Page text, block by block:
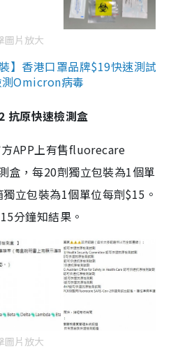
圖片放大
】香港口罩品牌$19快速測試
Omicron病毒
原快速檢測盒
APP上有售fluorecare
盒，每20劑獨立包裝為1個單
立包裝為1個單位每劑$15。
分鐘知結果。
圖片放大